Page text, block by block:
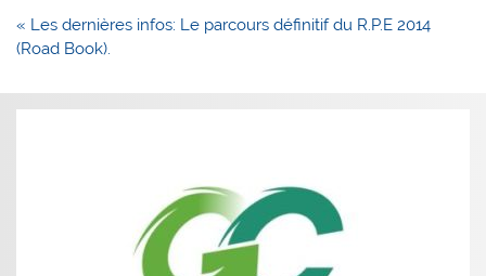
Navigation
de
« Les dernières infos: Le parcours définitif du R.P.E 2014
(Road Book).